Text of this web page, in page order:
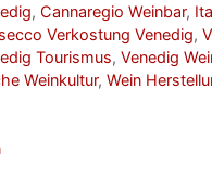
, Cannaregio Weinbar,
Verkostung Venedig,
Tourismus, Venedig
Weinkultur, Wein